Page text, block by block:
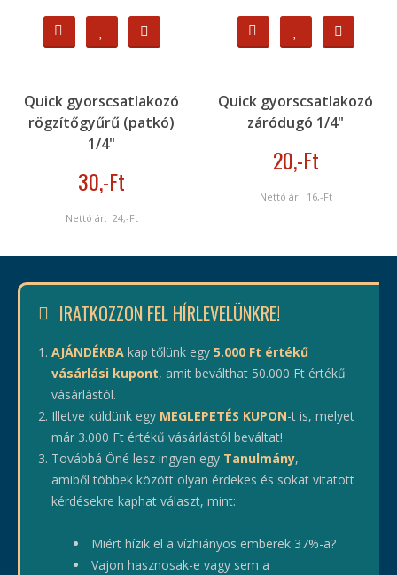
Quick gyorscsatlakozó
rögzítőgyűrű (patkó)
1/4"
30,-Ft
Nettó ár: 24,-Ft
Quick gyorscsatlakozó
záródugó 1/4"
20,-Ft
Nettó ár: 16,-Ft
IRATKOZZON FEL HÍRLEVELÜNKRE!
AJÁNDÉKBA kap tőlünk egy 5.000 Ft értékű
vásárlási kupont, amit beválthat 50.000 Ft értékű
vásárlástól.
Illetve küldünk egy MEGLEPETÉS KUPON-t is, melyet
már 3.000 Ft értékű vásárlástól beváltat!
Továbbá Öné lesz ingyen egy Tanulmány,
amiből többek között olyan érdekes és sokat vitatott
kérdésekre kaphat választ, mint:
Miért hízik el a vízhiányos emberek 37%-a?
Vajon hasznosak-e vagy sem a